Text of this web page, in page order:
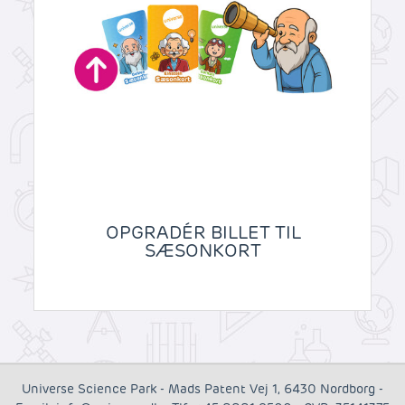
cookies til og dermed behandle oplysninger om dig via
cookies. Du har også mulighed for at tilbagekalde dit
samtykke eller ændre det på vores hjemmeside.
Yderligere oplysninger om vores brug af cookies kan
OPGRADÉR BILLET TIL
SÆSONKORT
Universe Science Park - Mads Patent Vej 1, 6430 Nordborg -